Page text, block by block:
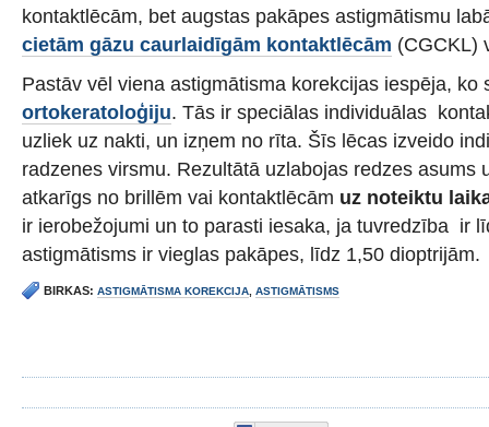
kontaktlēcām, bet augstas pakāpes astigmātismu
cietām gāzu caurlaidīgām kontaktlēcām (CGCKL)
Pastāv vēl viena astigmātisma korekcijas iespēja, ko
ortokeratoloģiju. Tās ir speciālas individuālas
uzliek uz nakti, un izņem no rīta. Šīs lēcas izveido
radzenes virsmu. Rezultātā uzlabojas redzes asums
atkarīgs no brillēm vai kontaktlēcām uz noteiktu
ir ierobežojumi un to parasti iesaka, ja tuvredzība ir
astigmātisms ir vieglas pakāpes, līdz 1,50 dioptrijām.
BIRKAS: ASTIGMĀTISMA KOREKCIJA ASTIGMĀTISMS